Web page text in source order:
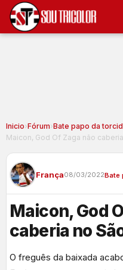
Inicio›Fórum›Bate papo da
Maicon, God Of Zaga não
França08/03/2022Bate
Maicon, God
caberia no
O freguês da baixada